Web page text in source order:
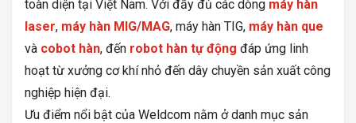
toàn diện tại Việt Nam. Với đầy đủ các dòng máy hàn
laser, máy hàn MIG/MAG, máy hàn TIG, máy hàn que
và cobot hàn, đến robot hàn tự động đáp ứng linh
hoạt từ xưởng cơ khí nhỏ đến dây chuyền sản xuất công
nghiệp hiện đại.
Ưu điểm nổi bật của Weldcom nằm ở danh mục sản